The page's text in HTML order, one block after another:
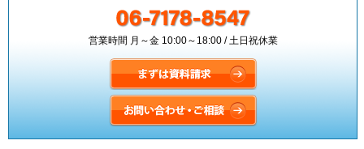
営業時間 月～金 10:00～18:00 / 土日祝休業
まずは資料請求
お問い合わせ・ご相談